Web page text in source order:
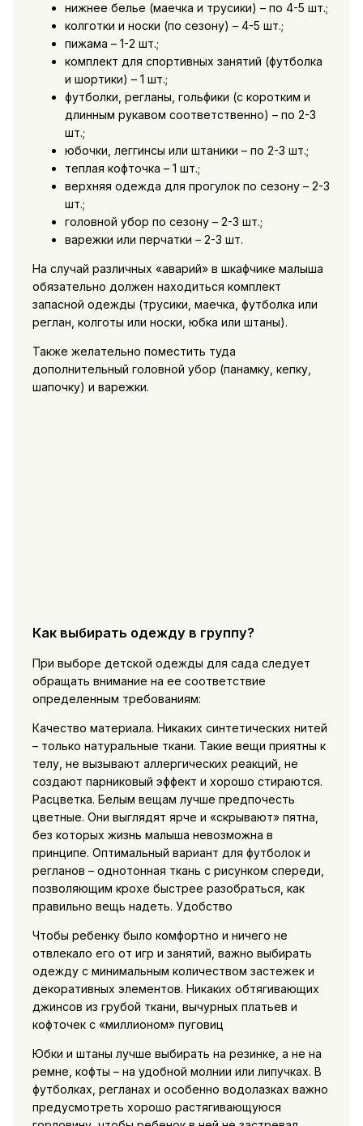
нижнее белье (маечка и трусики) – по 4-5 шт.;
колготки и носки (по сезону) – 4-5 шт.;
пижама – 1-2 шт.;
комплект для спортивных занятий (футболка
и шортики) – 1 шт.;
футболки, регланы, гольфики (с коротким и
длинным рукавом соответственно) – по 2-3
шт.;
юбочки, леггинсы или штаники – по 2-3 шт.;
теплая кофточка – 1 шт.;
верхняя одежда для прогулок по сезону – 2-3
шт.;
головной убор по сезону – 2-3 шт.;
варежки или перчатки – 2-3 шт.
На случай различных «аварий» в шкафчике малыша
обязательно должен находиться комплект
запасной одежды (трусики, маечка, футболка или
реглан, колготы или носки, юбка или штаны).
Также желательно поместить туда
дополнительный головной убор (панамку, кепку,
шапочку) и варежки.
Как выбирать одежду в группу?
При выборе детской одежды для сада следует
обращать внимание на ее соответствие
определенным требованиям:
Качество материала. Никаких синтетических нитей
– только натуральные ткани. Такие вещи приятны к
телу, не вызывают аллергических реакций, не
создают парниковый эффект и хорошо стираются.
Расцветка. Белым вещам лучше предпочесть
цветные. Они выглядят ярче и «скрывают» пятна,
без которых жизнь малыша невозможна в
принципе. Оптимальный вариант для футболок и
регланов – однотонная ткань с рисунком спереди,
позволяющим крохе быстрее разобраться, как
правильно вещь надеть. Удобство
Чтобы ребенку было комфортно и ничего не
отвлекало его от игр и занятий, важно выбирать
одежду с минимальным количеством застежек и
декоративных элементов. Никаких обтягивающих
джинсов из грубой ткани, вычурных платьев и
кофточек с «миллионом» пуговиц
Юбки и штаны лучше выбирать на резинке, а не на
ремне, кофты – на удобной молнии или липучках. В
футболках, регланах и особенно водолазках важно
предусмотреть хорошо растягивающуюся